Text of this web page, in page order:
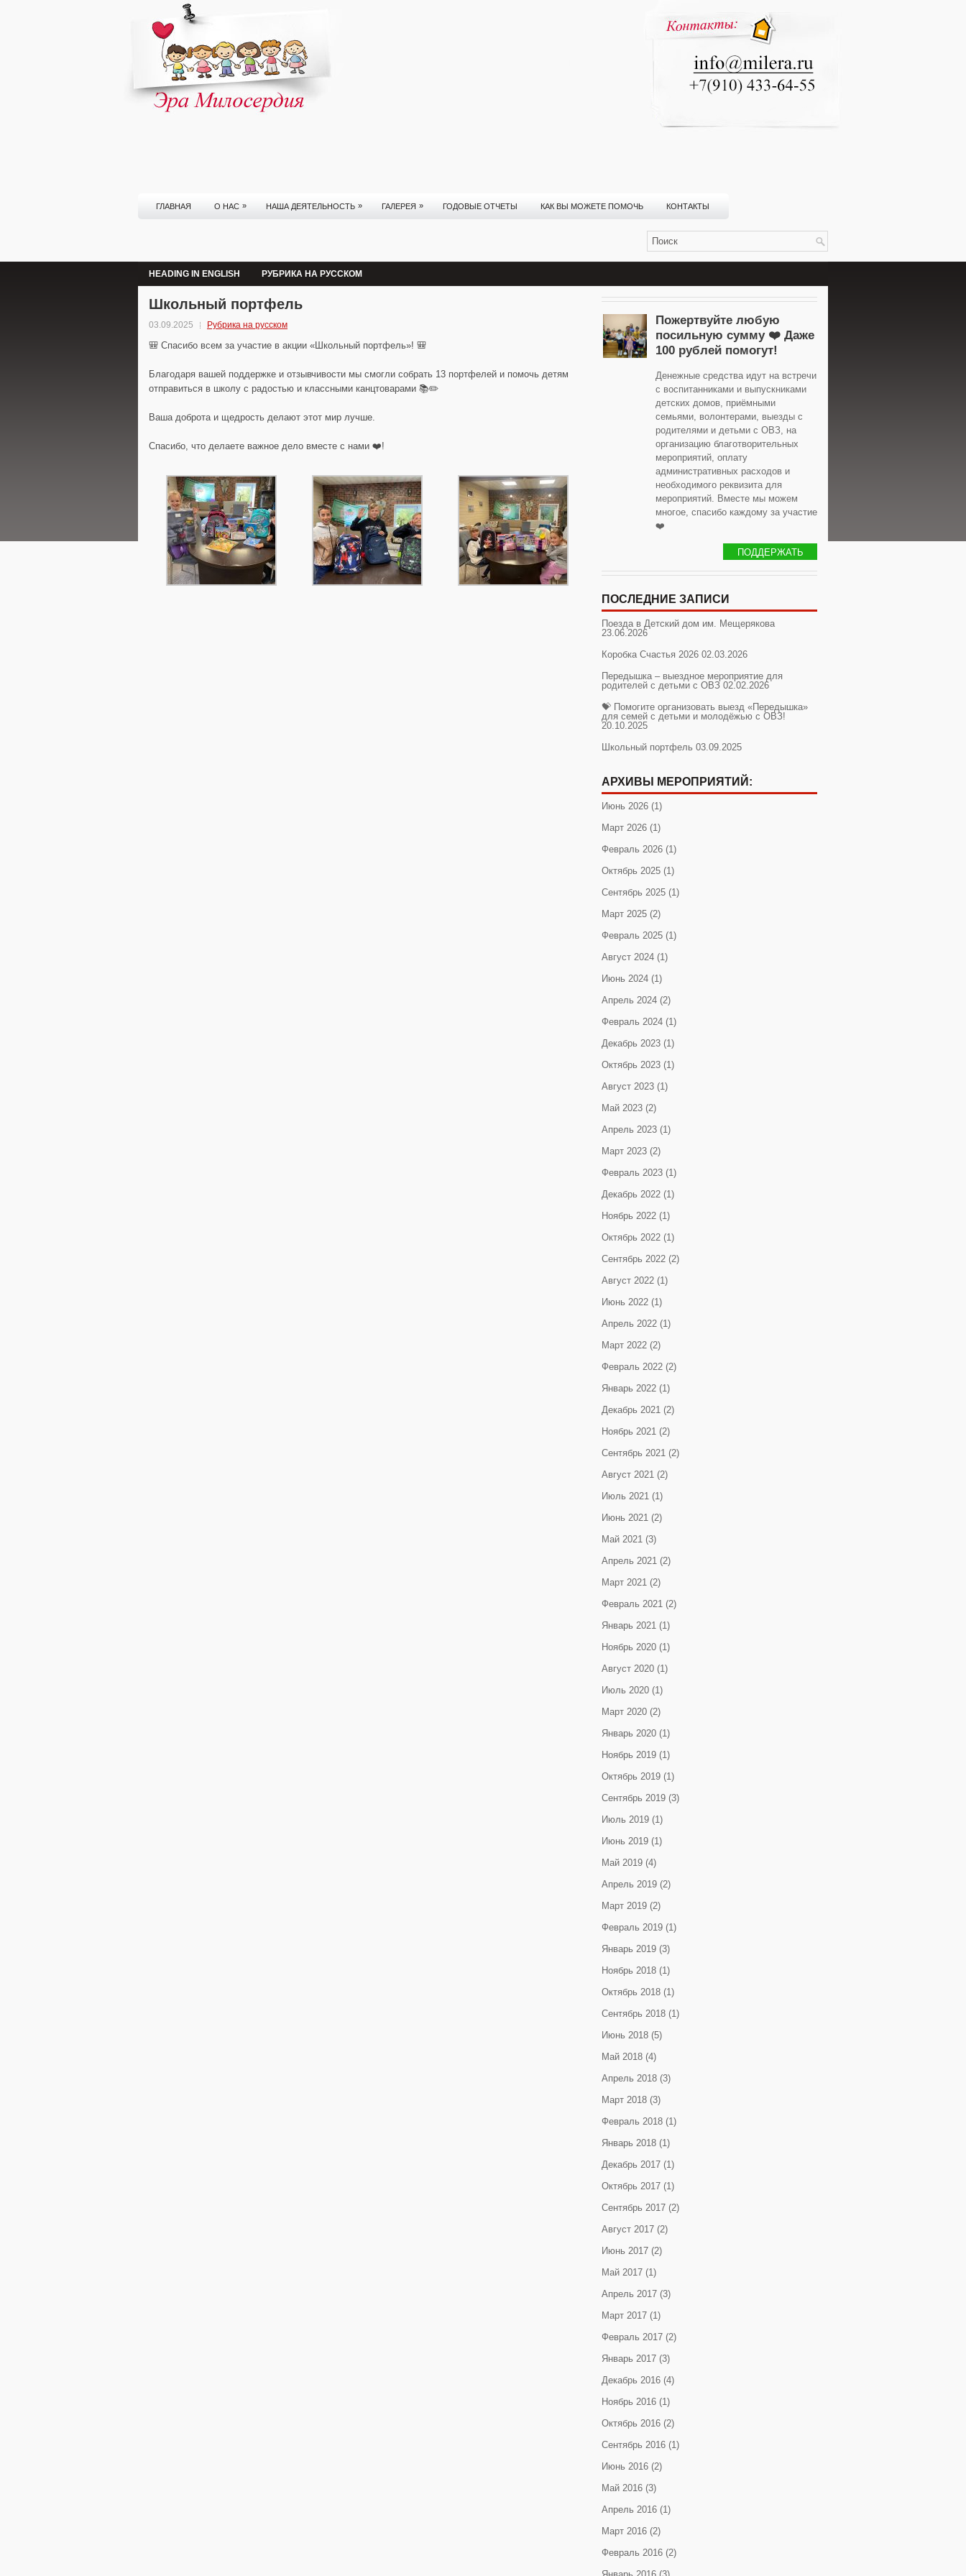
ГЛАВНАЯ О НАС » НАША ДЕЯТЕЛЬНОСТЬ » ГАЛЕРЕЯ » ГОДОВЫЕ ОТЧЕТЫ КАК ВЫ МОЖЕТЕ ПОМОЧЬ КОНТАКТЫ
HEADING IN ENGLISH РУБРИКА НА РУССКОМ
Школьный портфель
03.09.2025 Рубрика на русском
🎒 Спасибо всем за участие в акции «Школьный портфель»! 🎒
Благодаря вашей поддержке и отзывчивости мы смогли собрать 13 портфелей и помочь детям
отправиться в школу с радостью и классными канцтоварами 📚✏️
Ваша доброта и щедрость делают этот мир лучше.
Спасибо, что делаете важное дело вместе с нами ❤️!
Пожертвуйте любую
посильную сумму ❤️ Даже
100 рублей помогут!
Денежные средства идут на встречи
с воспитанниками и выпускниками
детских домов, приёмными
семьями, волонтерами, выезды с
родителями и детьми с ОВЗ, на
организацию благотворительных
мероприятий, оплату
административных расходов и
необходимого реквизита для
мероприятий. Вместе мы можем
многое, спасибо каждому за участие
❤️
ПОДДЕРЖАТЬ
ПОСЛЕДНИЕ ЗАПИСИ
Поезда в Детский дом им. Мещерякова
23.06.2026
Коробка Счастья 2026 02.03.2026
Передышка – выездное мероприятие для
родителей с детьми с ОВЗ 02.02.2026
💝 Помогите организовать выезд «Передышка»
для семей с детьми и молодёжью с ОВЗ!
20.10.2025
Школьный портфель 03.09.2025
АРХИВЫ МЕРОПРИЯТИЙ:
Июнь 2026 (1)
Март 2026 (1)
Февраль 2026 (1)
Октябрь 2025 (1)
Сентябрь 2025 (1)
Март 2025 (2)
Февраль 2025 (1)
Август 2024 (1)
Июнь 2024 (1)
Апрель 2024 (2)
Февраль 2024 (1)
Декабрь 2023 (1)
Октябрь 2023 (1)
Август 2023 (1)
Май 2023 (2)
Апрель 2023 (1)
Март 2023 (2)
Февраль 2023 (1)
Декабрь 2022 (1)
Ноябрь 2022 (1)
Октябрь 2022 (1)
Сентябрь 2022 (2)
Август 2022 (1)
Июнь 2022 (1)
Апрель 2022 (1)
Март 2022 (2)
Февраль 2022 (2)
Январь 2022 (1)
Декабрь 2021 (2)
Ноябрь 2021 (2)
Сентябрь 2021 (2)
Август 2021 (2)
Июль 2021 (1)
Июнь 2021 (2)
Май 2021 (3)
Апрель 2021 (2)
Март 2021 (2)
Февраль 2021 (2)
Январь 2021 (1)
Ноябрь 2020 (1)
Август 2020 (1)
Июль 2020 (1)
Март 2020 (2)
Январь 2020 (1)
Ноябрь 2019 (1)
Октябрь 2019 (1)
Сентябрь 2019 (3)
Июль 2019 (1)
Июнь 2019 (1)
Май 2019 (4)
Апрель 2019 (2)
Март 2019 (2)
Февраль 2019 (1)
Январь 2019 (3)
Ноябрь 2018 (1)
Октябрь 2018 (1)
Сентябрь 2018 (1)
Июнь 2018 (5)
Май 2018 (4)
Апрель 2018 (3)
Март 2018 (3)
Февраль 2018 (1)
Январь 2018 (1)
Декабрь 2017 (1)
Октябрь 2017 (1)
Сентябрь 2017 (2)
Август 2017 (2)
Июнь 2017 (2)
Май 2017 (1)
Апрель 2017 (3)
Март 2017 (1)
Февраль 2017 (2)
Январь 2017 (3)
Декабрь 2016 (4)
Ноябрь 2016 (1)
Октябрь 2016 (2)
Сентябрь 2016 (1)
Июнь 2016 (2)
Май 2016 (3)
Апрель 2016 (1)
Март 2016 (2)
Февраль 2016 (2)